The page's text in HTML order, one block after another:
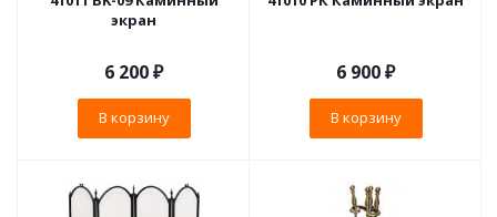
экран
6 200₽
В корзину
6 900₽
В корзину